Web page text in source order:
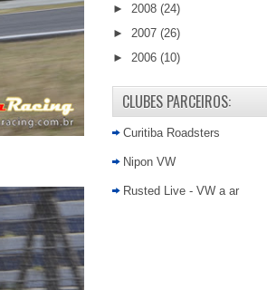
► 2008 (24)
► 2007 (26)
► 2006 (10)
CLUBES PARCEIROS:
Curitiba Roadsters
Nipon VW
Rusted Live - VW a ar